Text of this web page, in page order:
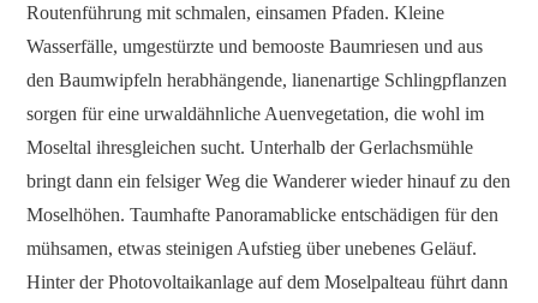
Routenführung mit schmalen, einsamen Pfaden. Kleine
Wasserfälle, umgestürzte und bemooste Baumriesen und aus
den Baumwipfeln herabhängende, lianenartige Schlingpflanzen
sorgen für eine urwaldähnliche Auenvegetation, die wohl im
Moseltal ihresgleichen sucht. Unterhalb der Gerlachsmühle
bringt dann ein felsiger Weg die Wanderer wieder hinauf zu den
Moselhöhen. Taumhafte Panoramablicke entschädigen für den
mühsamen, etwas steinigen Aufstieg über unebenes Geläuf.
Hinter der Photovoltaikanlage auf dem Moselpalteau führt dann